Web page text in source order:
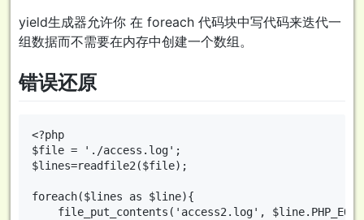
yield生成器允许你 在 foreach 代码块中写代码来迭代一
组数据而不需要在内存中创建一个数组。
错误还原
<?php
$file = './access.log';
$lines=readfile2($file);
foreach($lines as $line){
file_put_contents('access2.log',